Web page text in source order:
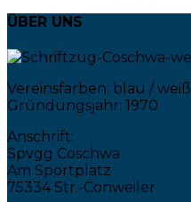
ÜBER UNS
Vereinsfarben: blau / weiß
Gründungsjahr: 1970
Anschrift:
Spvgg Coschwa
Am Sportplatz
75334 Str.-Conweiler